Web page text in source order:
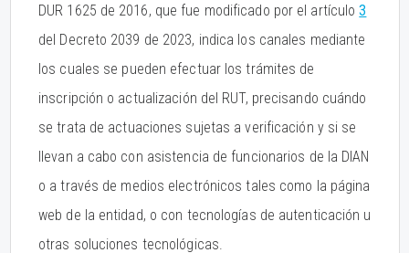
DUR 1625 de 2016, que fue modificado por el artículo3
del Decreto 2039 de 2023, indica los canales mediante
los cuales se pueden efectuar los trámites de
inscripción o actualización del RUT, precisando cuándo
se trata de actuaciones sujetas a verificación y si se
llevan a cabo con asistencia de funcionarios de la DIAN
o a través de medios electrónicos tales como la página
web de la entidad, o con tecnologías de autenticación u
otras soluciones tecnológicas.